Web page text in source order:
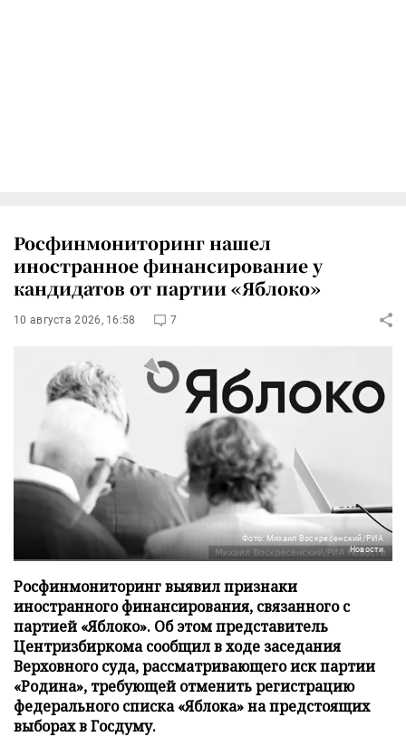
Росфинмониторинг нашел
иностранное финансирование у
кандидатов от партии «Яблоко»
10 августа 2026, 16:58 7
Фото: Михаил Воскресенский/РИА
Новости
Росфинмониторинг выявил признаки
иностранного финансирования, связанного с
партией «Яблоко». Об этом представитель
Центризбиркома сообщил в ходе заседания
Верховного суда, рассматривающего иск партии
«Родина», требующей отменить регистрацию
федерального списка «Яблока» на предстоящих
выборах в Госдуму.